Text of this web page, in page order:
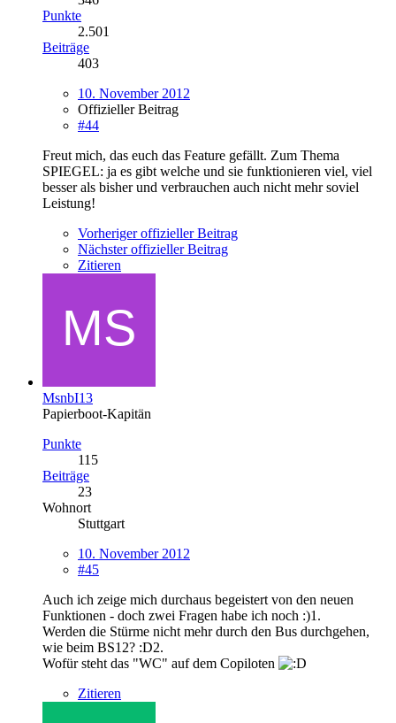
Punkte
2.501
Beiträge
403
10. November 2012
Offizieller Beitrag
#44
Freut mich, das euch das Feature gefällt. Zum Thema
SPIEGEL: ja es gibt welche und sie funktionieren viel, viel
besser als bisher und verbrauchen auch nicht mehr soviel
Leistung!
Vorheriger offizieller Beitrag
Nächster offizieller Beitrag
Zitieren
MsnbI13
Papierboot-Kapitän
Punkte
115
Beiträge
23
Wohnort
Stuttgart
10. November 2012
#45
Auch ich zeige mich durchaus begeistert von den neuen
Funktionen - doch zwei Fragen habe ich noch :)1.
Werden die Stürme nicht mehr durch den Bus durchgehen,
wie beim BS12? :D2.
Wofür steht das "WC" auf dem Copiloten
Zitieren